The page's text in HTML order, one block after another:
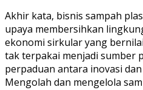
Akhir kata, bisnis sampah
upaya membersihkan
ekonomi sirkular yang
tak terpakai menjadi sumber
perpaduan antara inovasi
Mengolah dan mengelola